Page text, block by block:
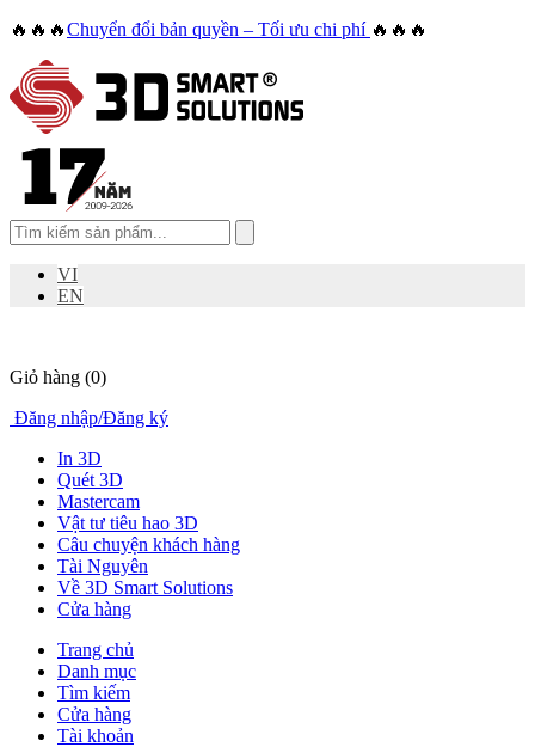
🔥🔥🔥Chuyển đổi bản quyền – Tối ưu chi phí 🔥🔥🔥
VI
EN
Giỏ hàng (0)
Đăng nhập/Đăng ký
In 3D
Quét 3D
Mastercam
Vật tư tiêu hao 3D
Câu chuyện khách hàng
Tài Nguyên
Về 3D Smart Solutions
Cửa hàng
Trang chủ
Danh mục
Tìm kiếm
Cửa hàng
Tài khoản